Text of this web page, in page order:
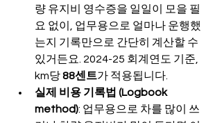
량 유지비 영수증을 일일이 모을 필
요 없이, 업무용으로 얼마나 운행했
는지 기록만으로 간단히 계산할 수
있거든요. 2024-25 회계연도 기준,
km당 88센트가 적용됩니다.
실제 비용 기록법 (Logbook
method): 업무용으로 차를 많이 쓰